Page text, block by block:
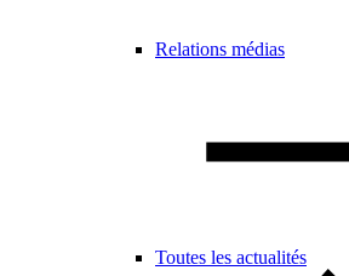
Relations médias
Toutes les actualités